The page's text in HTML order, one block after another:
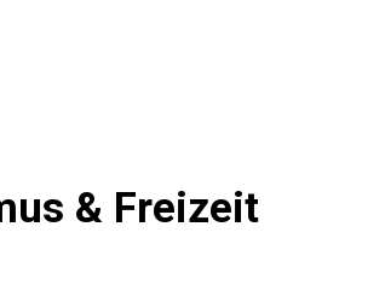
& Freizeit